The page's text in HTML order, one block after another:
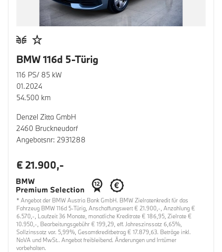
BMW 116d 5-Türig
116 PS/ 85 kW
01.2024
54.500 km
Denzel Zitta GmbH
2460 Bruckneudorf
Angebotsnr: 2931288
€ 21.900,-
* Angebot der BMW Austria Bank GmbH. BMW Zielratenkredit für das
Fahrzeug BMW 116d 5-Türig, Anschaffungswert € 21.900,-, Anzahlung €
6.570,-, Laufzeit 36 Monate, monatliche Kreditrate € 186,95, Zielrate €
10.950,-, Bearbeitungsgebühr € 199,29, eff. Jahreszinssatz 6,65%,
Sollzinssatz var. 5,99%, Gesamtkreditbetrag € 17.879,63. Beträge inkl.
NoVA und MwSt.. Angebot freibleibend. Änderungen und Irrtümer
vorbehalten.